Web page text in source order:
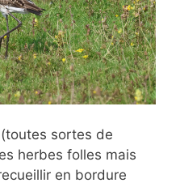
sortes de
herbes folles mais
en bordure